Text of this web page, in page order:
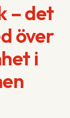
– det
över
i